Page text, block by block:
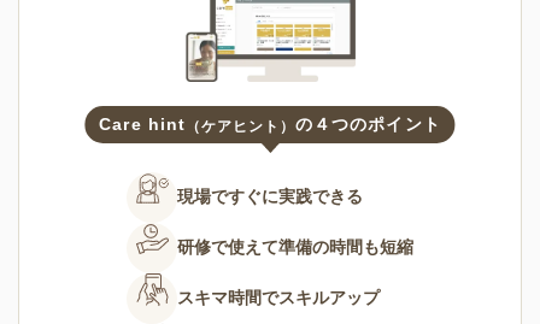
Care hint （ケアヒント）の４つのポイント
現場ですぐに実践できる
研修で使えて準備の時間も短縮
スキマ時間でスキルアップ